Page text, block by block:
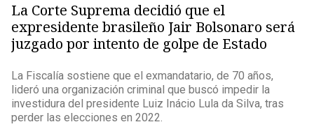
La Corte Suprema decidió que el
expresidente brasileño Jair Bolsonaro será
juzgado por intento de golpe de Estado
La Fiscalía sostiene que el exmandatario, de 70 años,
lideró una organización criminal que buscó impedir la
investidura del presidente Luiz Inácio Lula da Silva, tras
perder las elecciones en 2022.